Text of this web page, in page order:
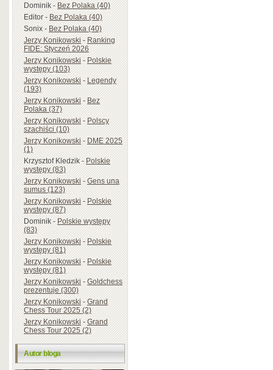
Dominik-Bez Polaka (40)
Editor-Bez Polaka (40)
Sonix-Bez Polaka (40)
Jerzy Konikowski-Ranking
FIDE: Styczeń 2026
Jerzy Konikowski-Polskie
występy (103)
Jerzy Konikowski-Legendy
(193)
Jerzy Konikowski-Bez
Polaka (37)
Jerzy Konikowski-Polscy
szachiści (10)
Jerzy Konikowski-DME 2025
(1)
Krzysztof Kledzik-Polskie
występy (83)
Jerzy Konikowski-Gens una
sumus (123)
Jerzy Konikowski-Polskie
występy (87)
Dominik-Polskie występy
(83)
Jerzy Konikowski-Polskie
występy (81)
Jerzy Konikowski-Polskie
występy (81)
Jerzy Konikowski-Goldchess
prezentuje (300)
Jerzy Konikowski-Grand
Chess Tour 2025 (2)
Jerzy Konikowski-Grand
Chess Tour 2025 (2)
Autor bloga